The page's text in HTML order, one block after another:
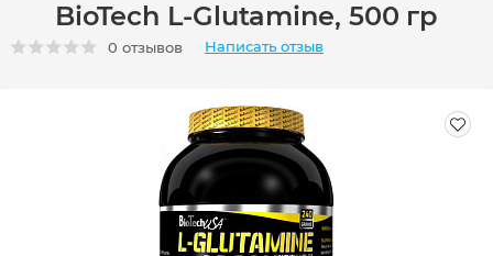
BioTech L-Glutamine, 500 гр
0 отзывов Написать отзыв